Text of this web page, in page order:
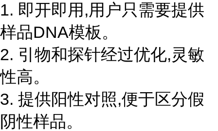
1. 即开即用,用户只需要提供
样品DNA模板。
2. 引物和探针经过优化,灵敏
性高。
3. 提供阳性对照,便于区分假
阴性样品。